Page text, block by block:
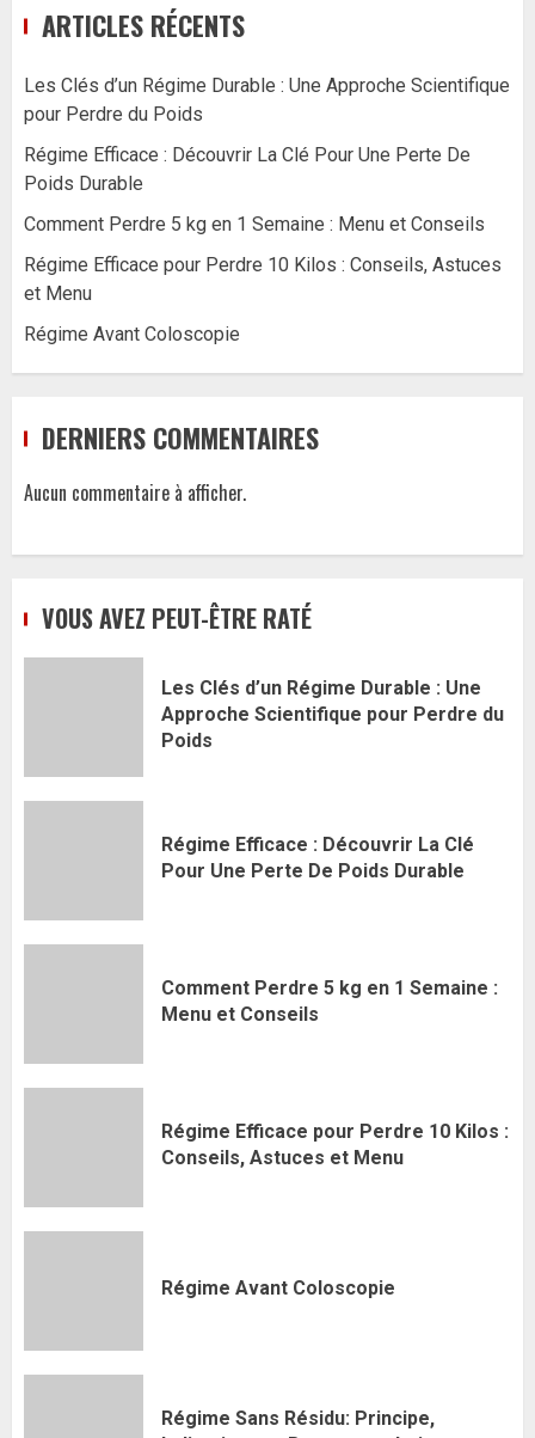
ARTICLES RÉCENTS
Les Clés d’un Régime Durable : Une Approche Scientifique
pour Perdre du Poids
Régime Efficace : Découvrir La Clé Pour Une Perte De
Poids Durable
Comment Perdre 5 kg en 1 Semaine : Menu et Conseils
Régime Efficace pour Perdre 10 Kilos : Conseils, Astuces
et Menu
Régime Avant Coloscopie
DERNIERS COMMENTAIRES
Aucun commentaire à afficher.
VOUS AVEZ PEUT-ÊTRE RATÉ
Les Clés d’un Régime Durable : Une
Approche Scientifique pour Perdre du
Poids
Régime Efficace : Découvrir La Clé
Pour Une Perte De Poids Durable
Comment Perdre 5 kg en 1 Semaine :
Menu et Conseils
Régime Efficace pour Perdre 10 Kilos :
Conseils, Astuces et Menu
Régime Avant Coloscopie
Régime Sans Résidu: Principe,